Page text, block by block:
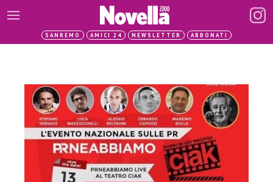
SANREMO AMICI 24 NEWSLETTER ABBONATI